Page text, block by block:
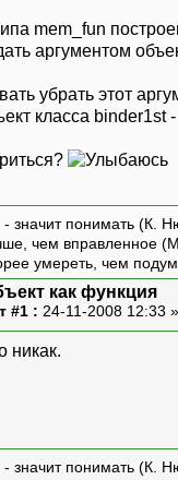
mem_fun
аргументом
убрать этот
класса binder1st
значит понимать (К.
чем вправленное
умереть, чем
как функция
#1 : 24-11-2008 12:33
никак.
значит понимать (К.